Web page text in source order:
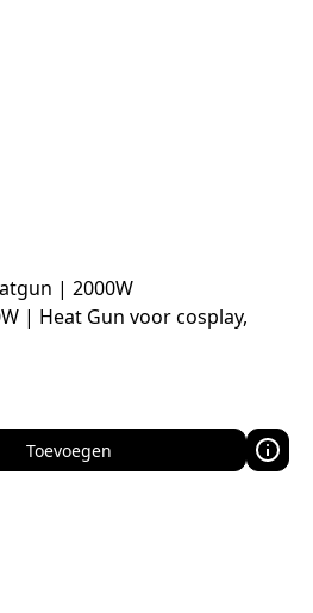
| 2000W
| Heat Gun voor cosplay,
Toevoegen